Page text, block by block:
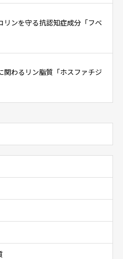
リンを守る抗認知症成分「フベ
関わるリン脂質「ホスファチジ